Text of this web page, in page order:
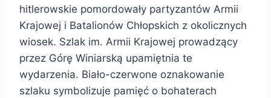
hitlerowskie pomordowały partyzantów Armii
Krajowej i Batalionów Chłopskich z okolicznych
wiosek. Szlak im. Armii Krajowej prowadzący
przez Górę Winiarską upamiętnia te
wydarzenia. Biało-czerwone oznakowanie
szlaku symbolizuje pamięć o bohaterach